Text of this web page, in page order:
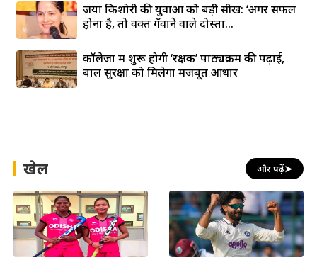
जया किशोरी की युवाओं को बड़ी सीख: ‘अगर सफल
होना है, तो वक्त गँवाने वाले दोस्तों...
कॉलेजों में शुरू होगी ‘रक्षक’ पाठ्यक्रम की पढ़ाई,
बाल सुरक्षा को मिलेगा मजबूत आधार
खेल और पढ़ें➤